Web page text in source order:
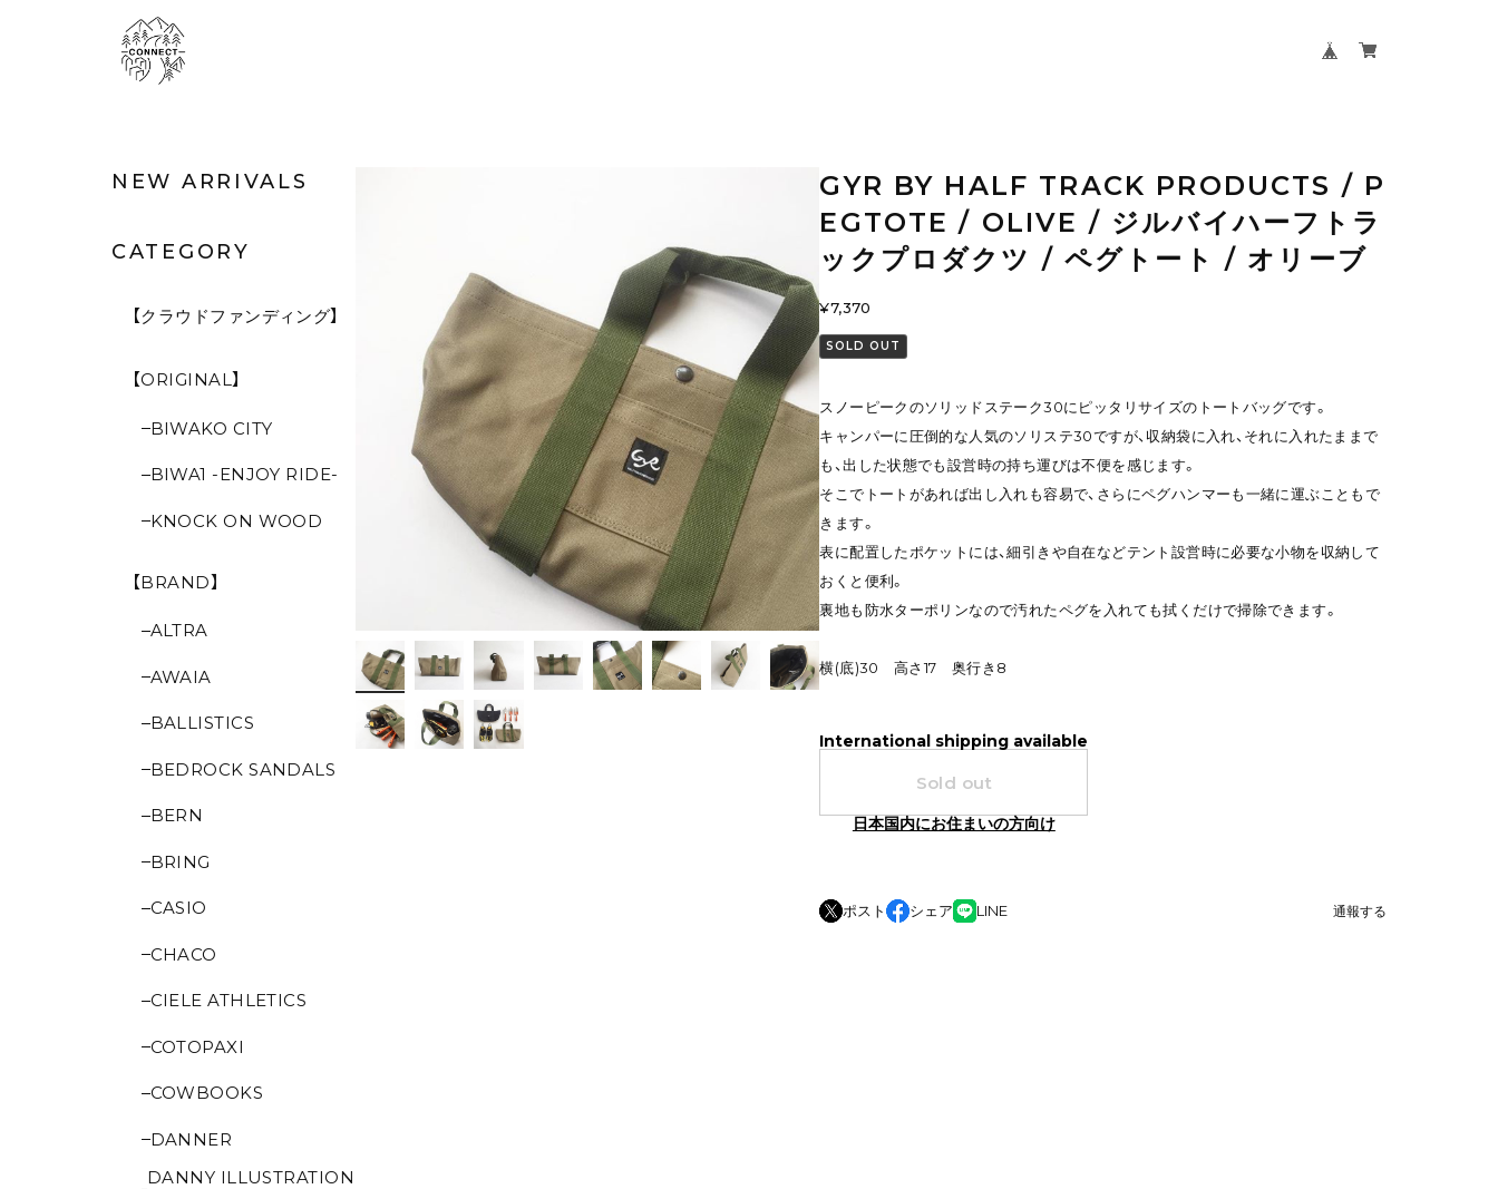
NEW ARRIVALS
CATEGORY
【クラウドファンディング】
【ORIGINAL】
BIWAKO CITY
BIWA1 -ENJOY RIDE-
KNOCK ON WOOD
【BRAND】
ALTRA
AWAIA
BALLISTICS
BEDROCK SANDALS
BERN
BRING
CASIO
CHACO
CIELE ATHLETICS
COTOPAXI
COWBOOKS
DANNER
DANNY ILLUSTRATION
GYR BY HALF TRACK PRODUCTS / P
EGTOTE / OLIVE / ジルバイハーフトラ
ックプロダクツ / ペグトート / オリーブ
¥7,370
SOLD OUT
スノーピークのソリッドステーク30にピッタリサイズのトートバッグです。
キャンパーに圧倒的な人気のソリステ30ですが、収納袋に入れ、それに入れたままで
も、出した状態でも設営時の持ち運びは不便を感じます。
そこでトートがあれば出し入れも容易で、さらにペグハンマーも一緒に運ぶこともで
きます。
表に配置したポケットには、細引きや自在などテント設営時に必要な小物を収納して
おくと便利。
裏地も防水ターポリンなので汚れたペグを入れても拭くだけで掃除できます。
横(底)30 高さ17 奥行き8
International shipping available
Sold out
日本国内にお住まいの方向け
ポスト シェア LINE 通報する